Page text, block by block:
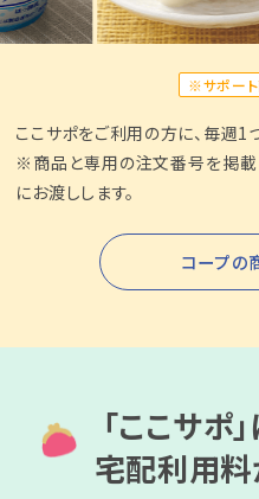
※サポー
ここサポをご利用の方に、毎週1
※商品と専用の注文番号を掲載
にお渡しします。
コープの
「ここサポ
宅配利用